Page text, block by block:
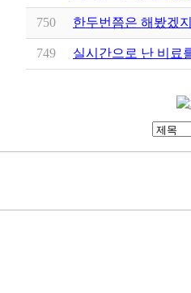
750 한두번쯤은 해봤겠
749 실시간으로 난 비료